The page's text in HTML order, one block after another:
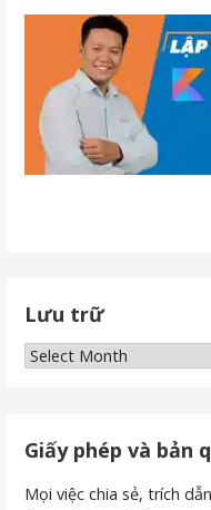
Lưu trữ
Lưu
Giấy phép và bản
Mọi việc chia sẻ, trích